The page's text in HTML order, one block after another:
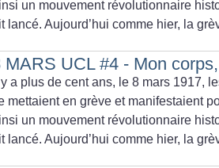
un mouvement révolutionnaire
lancé. Aujourd’hui comme hier, la
MARS UCL #4 - Mon
y a plus de cent ans, le 8 mars 1917,
mettaient en grève et manifestaient
un mouvement révolutionnaire
lancé. Aujourd’hui comme hier, la